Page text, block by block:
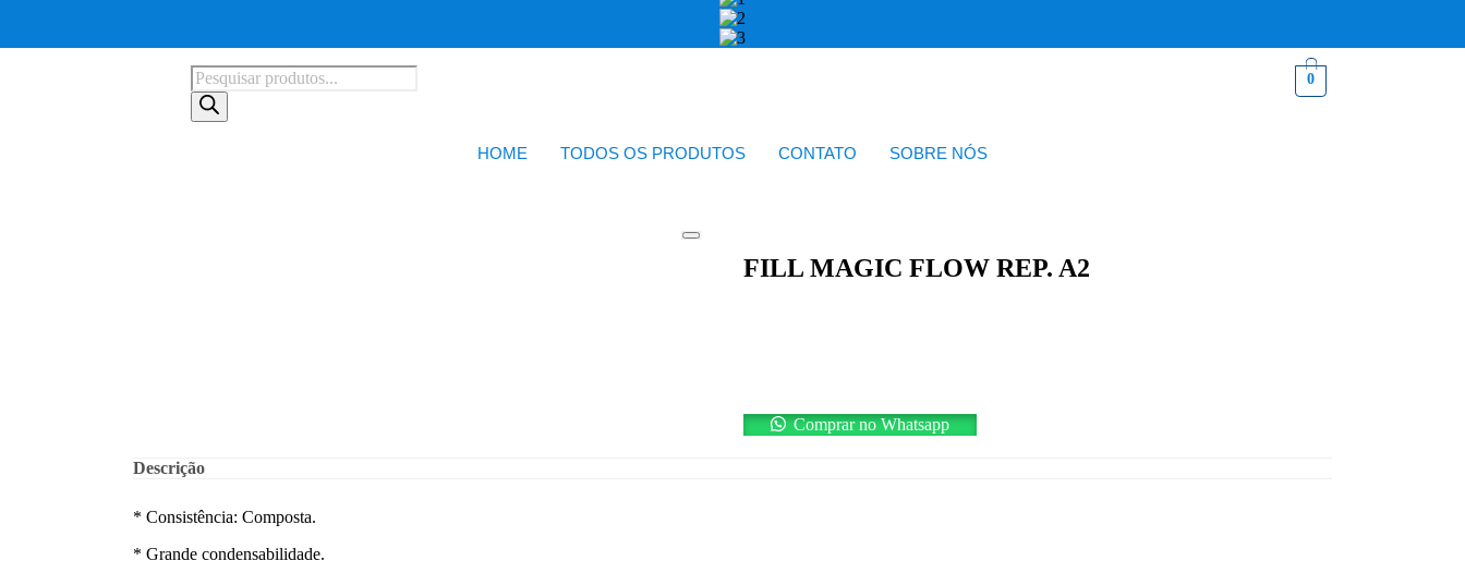
0
HOME TODOS OS PRODUTOS CONTATO SOBRE NÓS
FILL MAGIC FLOW REP. A2
Comprar no Whatsapp
Descrição
* Consistência: Composta.
* Grande condensabilidade.